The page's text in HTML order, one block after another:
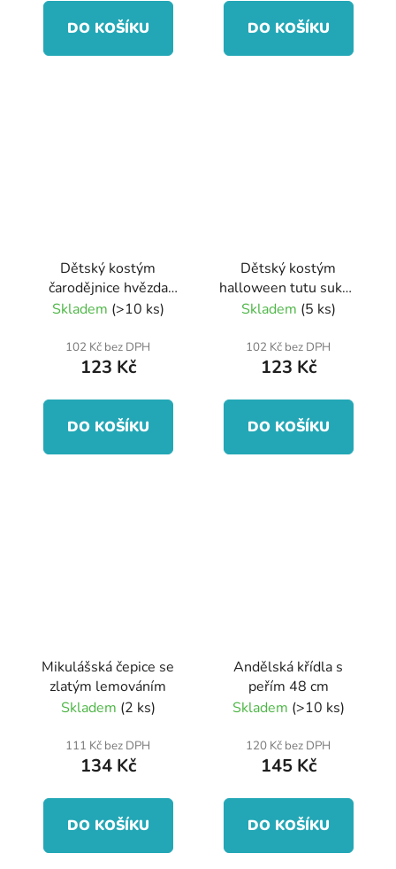
DO KOŠÍKU DO KOŠÍKU
Dětský kostým
čarodějnice hvězda
tutu sukně s
Skladem (>10 ks)
102 Kč bez DPH
123 Kč
DO KOŠÍKU
Dětský kostým
halloween tutu sukně
s čelenkou
Skladem (5 ks)
102 Kč bez DPH
123 Kč
DO KOŠÍKU
Mikulášská čepice se
zlatým lemováním
Skladem (2 ks)
111 Kč bez DPH
134 Kč
DO KOŠÍKU
Andělská křídla s
peřím 48 cm
Skladem (>10 ks)
120 Kč bez DPH
145 Kč
DO KOŠÍKU